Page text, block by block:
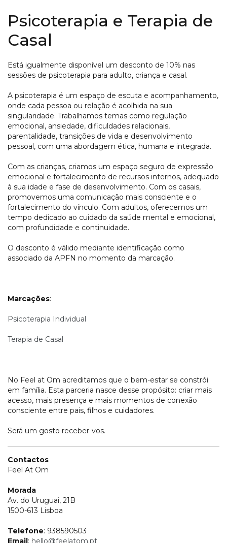
Psicoterapia e Terapia de
Casal
Está igualmente disponível um desconto de 10% nas
sessões de psicoterapia para adulto, criança e casal.
A psicoterapia é um espaço de escuta e acompanhamento,
onde cada pessoa ou relação é acolhida na sua
singularidade. Trabalhamos temas como regulação
emocional, ansiedade, dificuldades relacionais,
parentalidade, transições de vida e desenvolvimento
pessoal, com uma abordagem ética, humana e integrada.
Com as crianças, criamos um espaço seguro de expressão
emocional e fortalecimento de recursos internos, adequado
à sua idade e fase de desenvolvimento. Com os casais,
promovemos uma comunicação mais consciente e o
fortalecimento do vínculo. Com adultos, oferecemos um
tempo dedicado ao cuidado da saúde mental e emocional,
com profundidade e continuidade.
O desconto é válido mediante identificação como
associado da APFN no momento da marcação.
Marcações:
Psicoterapia Individual
Terapia de Casal
No Feel at Om acreditamos que o bem-estar se constrói
em família. Esta parceria nasce desse propósito: criar mais
acesso, mais presença e mais momentos de conexão
consciente entre pais, filhos e cuidadores.
Será um gosto receber-vos.
Contactos
Feel At Om
Morada
Av. do Uruguai, 21B
1500-613 Lisboa
Telefone: 938590503
Email: hello@feelatom.pt